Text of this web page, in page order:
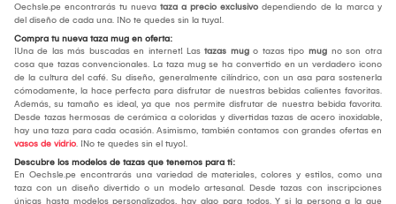
Oechsle.pe encontrarás tu nueva taza a precio exclusivo dependiendo de la marca y
del diseño de cada una. ¡No te quedes sin la tuya!.
Compra tu nueva taza mug en oferta:
¡Una de las más buscadas en internet! Las tazas mug o tazas tipo mug no son otra
cosa que tazas convencionales. La taza mug se ha convertido en un verdadero icono
de la cultura del café. Su diseño, generalmente cilíndrico, con un asa para sostenerla
cómodamente, la hace perfecta para disfrutar de nuestras bebidas calientes favoritas.
Además, su tamaño es ideal, ya que nos permite disfrutar de nuestra bebida favorita.
Desde tazas hermosas de cerámica a coloridas y divertidas tazas de acero inoxidable,
hay una taza para cada ocasión. Asimismo, también contamos con grandes ofertas en
vasos de vidrio. ¡No te quedes sin el tuyo!.
Descubre los modelos de tazas que tenemos para ti:
En Oechsle.pe encontrarás una variedad de materiales, colores y estilos, como una
taza con un diseño divertido o un modelo artesanal. Desde tazas con inscripciones
únicas hasta modelos personalizados, hay algo para todos. Y si la persona a la que